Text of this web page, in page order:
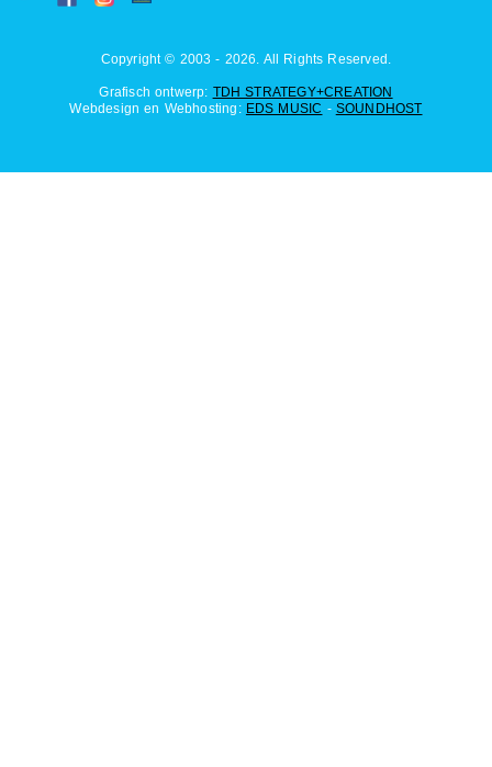
Copyright © 2003 - 2026. All Rights Reserved.
Grafisch ontwerp: TDH STRATEGY+CREATION
Webdesign en Webhosting: EDS MUSIC - SOUNDHOST